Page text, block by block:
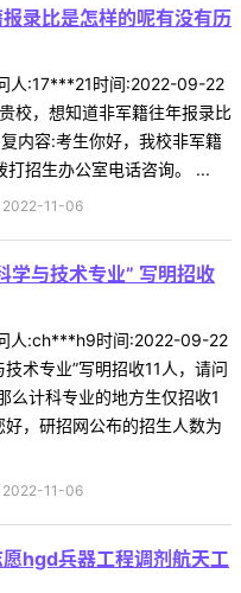
录比是怎样的呢有没有历
人:17***21时间:2022-09-22
校，想知道非军籍往年报录比
内容:考生你好，我校非军籍
招生办公室电话咨询。 ...
2022-11-06
学与技术专业” 写明招收
人:ch***h9时间:2022-09-22
术专业”写明招收11人，请问
么计科专业的地方生仅招收1
，研招网公布的招生人数为
2022-11-06
hgd兵器工程调剂航天工